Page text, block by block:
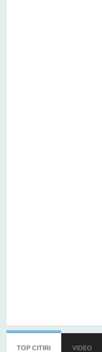
TOP CITIRI (TAB ACTIV)
VIDEO